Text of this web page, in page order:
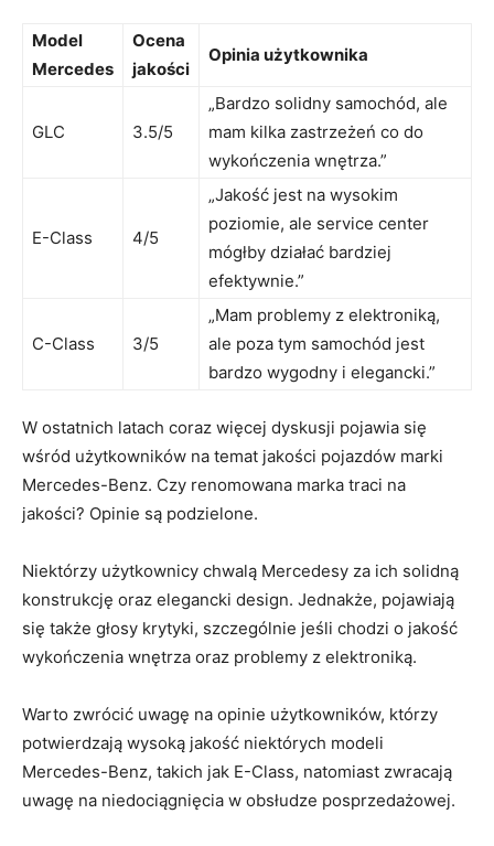
Model
Mercedes
Ocena
jakości
Opinia⁢ użytkownika
GLC 3.5/5
„Bardzo⁢ solidny samochód, ale
mam⁣ kilka​ zastrzeżeń‌ co do
wykończenia wnętrza.”
E-Class 4/5
„Jakość⁤ jest na wysokim
poziomie, ‍ale service center
mógłby działać⁤ bardziej
efektywnie.”
C-Class 3/5
„Mam problemy ​z‌ elektroniką,
ale poza tym⁢ samochód jest
bardzo wygodny i‌ elegancki.”
W ostatnich latach⁢ coraz więcej⁣ dyskusji pojawia się
wśród użytkowników na​ temat ‍jakości pojazdów marki
Mercedes-Benz. Czy‌ renomowana⁤ marka traci‍ na
jakości?⁤ Opinie są podzielone.
Niektórzy użytkownicy chwalą Mercedesy za ich solidną
konstrukcję oraz‍ elegancki design. Jednakże, pojawiają
się⁣ także głosy⁤ krytyki, ‍szczególnie jeśli ‌chodzi o jakość
‌wykończenia wnętrza oraz problemy ​z elektroniką.
Warto zwrócić uwagę ​na opinie⁤ użytkowników, którzy
potwierdzają wysoką jakość ‍niektórych modeli
Mercedes-Benz, takich jak​ E-Class,‌ natomiast‌ zwracają
⁣uwagę na niedociągnięcia w‌ obsłudze posprzedażowej.